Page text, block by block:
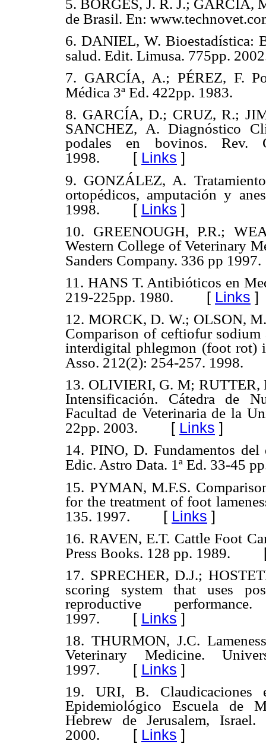
5. BORGES, J. R. J.; GARCIA,
de Brasil. En:
6. DANIEL, W. Bioestadística:
salud. Edit. Limusa. 775pp.
7. GARCÍA, A.; PÉREZ, F.
Médica 3ª Ed. 422pp. 1983.
8. GARCÍA, D.; CRUZ, R.;
SANCHEZ, A. Diagnóstico
podales en bovinos. Rev.
1998. [ Links ]
9. GONZÁLEZ, A.
ortopédicos, amputación y
1998. [ Links ]
10. GREENOUGH, P.R.;
Western College of Veterinary
Sanders Company. 336 pp 1997.
11. HANS T. Antibióticos en
219-225pp. 1980. [ Links ]
12. MORCK, D. W.; OLSON,
Comparison of ceftiofur
interdigital phlegmon (foot rot)
Asso. 212(2): 254-257. 1998.
13. OLIVIERI, G. M; RUTTER,
Intensificación. Cátedra de
Facultad de Veterinaria de la
22pp. 2003. [ Links ]
14. PINO, D. Fundamentos
Edic. Astro Data. 1ª Ed. 33-45
15. PYMAN, M.F.S.
for the treatment of foot
135. 1997. [ Links ]
16. RAVEN, E.T. Cattle Foot
Press Books. 128 pp. 1989.
17. SPRECHER, D.J.;
scoring system that uses
reproductive
1997. [ Links ]
18. THURMON, J.C.
Veterinary Medicine.
1997. [ Links ]
19. URI, B.
Epidemiológico Escuela de
Hebrew de Jerusalem,
2000. [ Links ]